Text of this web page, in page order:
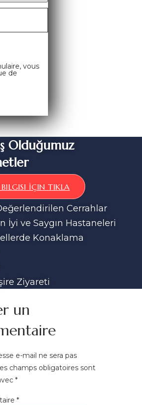
vous
de
Olduğumuz
İÇIN TIKLA
Cerrahlar
İyi ve Saygın Hastaneleri
Konaklama
Ziyareti
un
e-mail ne sera pas
champs obligatoires sont
*
*